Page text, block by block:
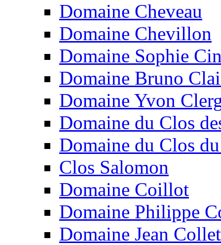
Domaine Cheveau
Domaine Chevillon
Domaine Sophie
Domaine Bruno
Domaine Yvon
Domaine du Clos
Domaine du Clos
Clos Salomon
Domaine Coillot
Domaine Philippe
Domaine Jean Collet